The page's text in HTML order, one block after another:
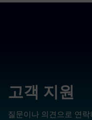
고객 지원
질문이나 의견으로 연